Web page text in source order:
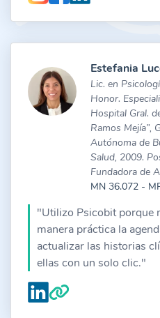
Estefania
Lic. en
Honor.
Hospital Gral.
Ramos Mejía”,
Autónoma de
Salud, 2009.
Fundadora de
MN 36.072 -
"Utilizo Psicobit porque
manera práctica la
actualizar las historias
ellas con un solo clic."